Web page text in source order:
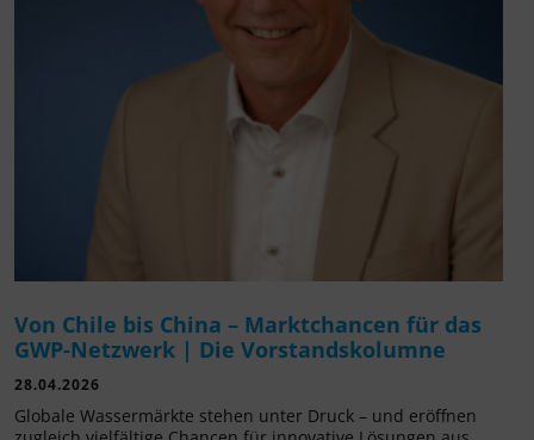
Von Chile bis China – Marktchancen für das
GWP-Netzwerk | Die Vorstandskolumne
28.04.2026
Globale Wassermärkte stehen unter Druck – und eröffnen